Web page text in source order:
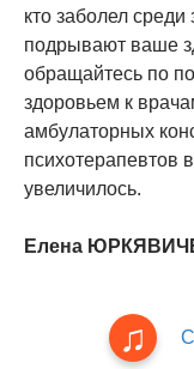
кто заболел
подрывают ваше
обращайтесь по
здоровьем к
амбулаторных
психотерапевтов
увеличилось.
Елена